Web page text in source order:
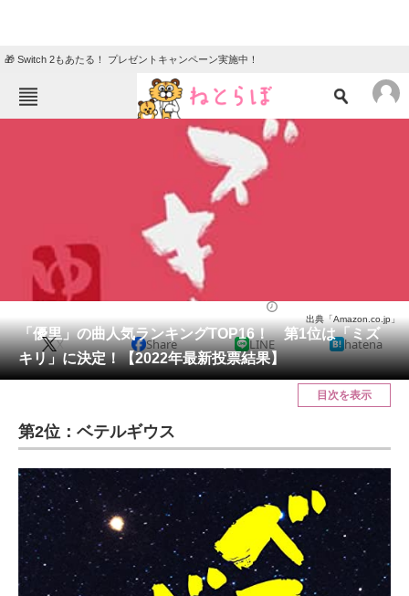
🎁 Switch 2もあたる！ プレゼントキャンペーン実施中！
クイズ
地域
住まい 教育・育児
会員記事
メディア
ITの今と未来を見通す
スマホと通信の最新トレンド
進化するPCとデバイスの未来
好きが集まる 比べて選べる
「優里」の曲人気ランキングTOP16！ 第1位は「ミズ
キリ」に決定！【2022年最新投票結果】
出典「Amazon.co.jp」
X Share LINE hatena
目次を表示
第2位：ベテルギウス